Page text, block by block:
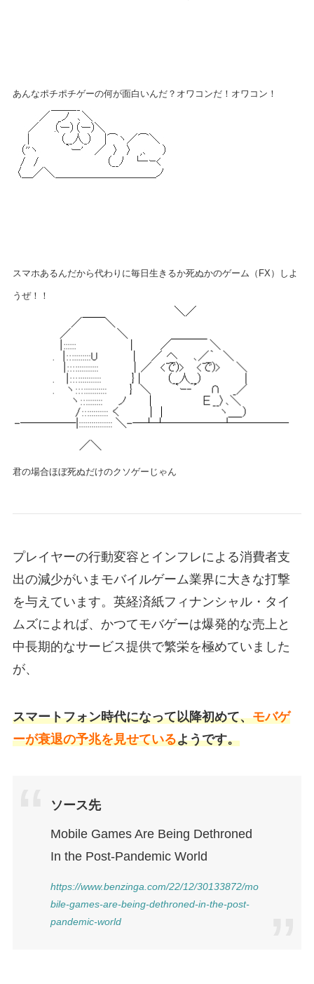
あんなポチポチゲーの何が面白いんだ？オワコンだ！オワコン！
スマホあるんだから代わりに毎日生きるか死ぬかのゲーム（FX）しよ
うぜ！！
君の場合ほぼ死ぬだけのクソゲーじゃん
プレイヤーの行動変容とインフレによる消費者支
出の減少がいまモバイルゲーム業界に大きな打撃
を与えています。英経済紙フィナンシャル・タイ
ムズによれば、かつてモバゲーは爆発的な売上と
中長期的なサービス提供で繁栄を極めていました
が、
スマートフォン時代になって以降初めて、モバゲ
ーが衰退の予兆を見せているようです。
ソース先
Mobile Games Are Being Dethroned
In the Post-Pandemic World
https://www.benzinga.com/22/12/30133872/mo
bile-games-are-being-dethroned-in-the-post-
pandemic-world